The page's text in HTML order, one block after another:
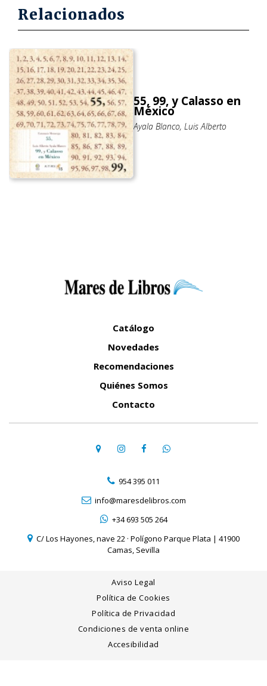
Relacionados
55, 99, y Calasso en
México
Ayala Blanco, Luis Alberto
Catálogo
Novedades
Recomendaciones
Quiénes Somos
Contacto
954 395 011
info@maresdelibros.com
+34 693 505 264
C/ Los Hayones, nave 22 · Polígono Parque Plata | 41900
Camas, Sevilla
Aviso Legal
Política de Cookies
Política de Privacidad
Condiciones de venta online
Accesibilidad